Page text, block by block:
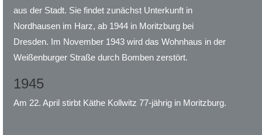
aus der Stadt. Sie findet zunächst Unterkunft in
Nordhausen im Harz, ab 1944 in Moritzburg bei
Dresden. Im November 1943 wird das Wohnhaus in der
Weißenburger Straße durch Bomben zerstört.
1945
Am 22. April stirbt Käthe Kollwitz 77-jährig in Moritzburg.